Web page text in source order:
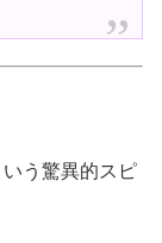
う驚異的スピ